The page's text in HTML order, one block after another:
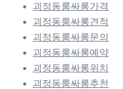
괴정동룸싸롱가격
괴정동룸싸롱견적
괴정동룸싸롱문의
괴정동룸싸롱예약
괴정동룸싸롱위치
괴정동룸싸롱추천